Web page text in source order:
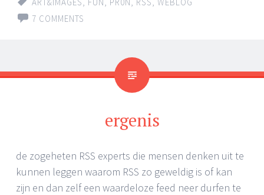
7 COMMENTS
ergenis
de zogeheten RSS experts die mensen denken uit te
kunnen leggen waarom RSS zo geweldig is of kan
zijn en dan zelf een waardeloze feed neer durfen te